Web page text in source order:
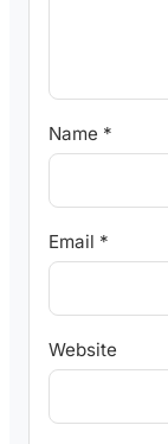
Name *
Email *
Website